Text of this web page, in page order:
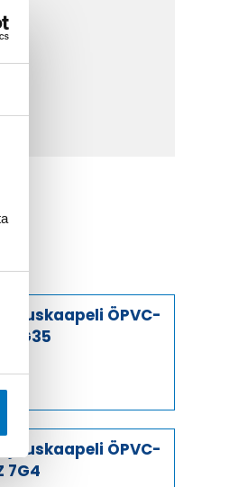
ÖPVC-
4G35
ÖPVC-
7G4